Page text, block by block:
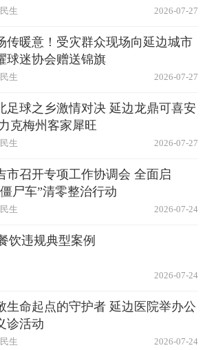
2026-07-27
生
传暖意！受灾群众现场向延边城市
球迷协会赠送锦旗
2026-07-27
生
足球之乡激情对决 延边龙鼎可喜安
克梅州客家犀旺
2026-07-27
生
市召开专项工作协调会 全面启
尸车”清零整治行动
2026-07-24
生
饮违规典型案例
2026-07-24
生命起点的守护者 延边医院举办公
诊活动
2026-07-24
生